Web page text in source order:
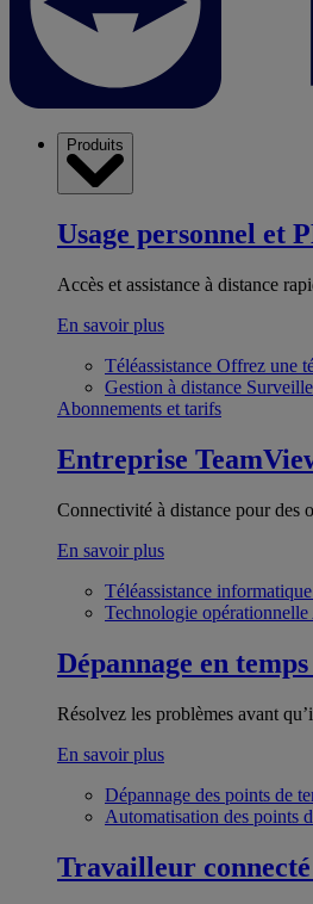
Produits
Usage personnel et
Accès et assistance à distance
En savoir plus
Téléassistance Offrez une
Gestion à distance
Abonnements et tarifs
Entreprise
Connectivité à distance pour des
En savoir plus
Téléassistance informatique
Technologie opérationnelle
Dépannage en
Résolvez les problèmes avant
En savoir plus
Dépannage des points de
Automatisation des points
Travailleur connecté